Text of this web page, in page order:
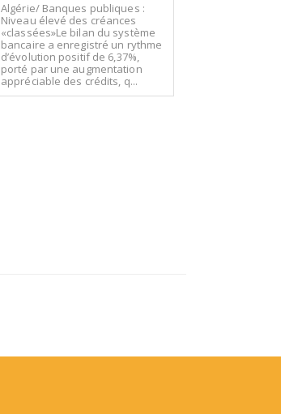
Algérie/ Banques publiques :
Niveau élevé des créances
«classées»Le bilan du système
bancaire a enregistré un rythme
d’évolution positif de 6,37%,
porté par une augmentation
appréciable des crédits, q...